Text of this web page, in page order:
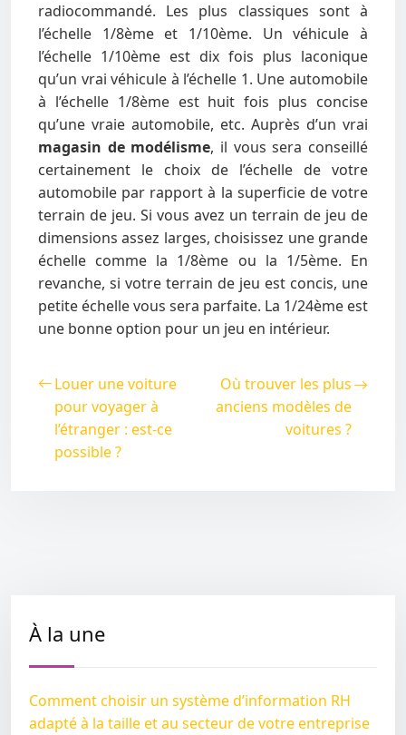
radiocommandé. Les plus classiques sont à
l’échelle 1/8ème et 1/10ème. Un véhicule à
l’échelle 1/10ème est dix fois plus laconique
qu’un vrai véhicule à l’échelle 1. Une automobile
à l’échelle 1/8ème est huit fois plus concise
qu’une vraie automobile, etc. Auprès d’un vrai
magasin de modélisme, il vous sera conseillé
certainement le choix de l’échelle de votre
automobile par rapport à la superficie de votre
terrain de jeu. Si vous avez un terrain de jeu de
dimensions assez larges, choisissez une grande
échelle comme la 1/8ème ou la 1/5ème. En
revanche, si votre terrain de jeu est concis, une
petite échelle vous sera parfaite. La 1/24ème est
une bonne option pour un jeu en intérieur.
Louer une voiture
pour voyager à
l’étranger : est-ce
possible ?
Où trouver les plus
anciens modèles de
voitures ?
À la une
Comment choisir un système d’information RH
adapté à la taille et au secteur de votre entreprise